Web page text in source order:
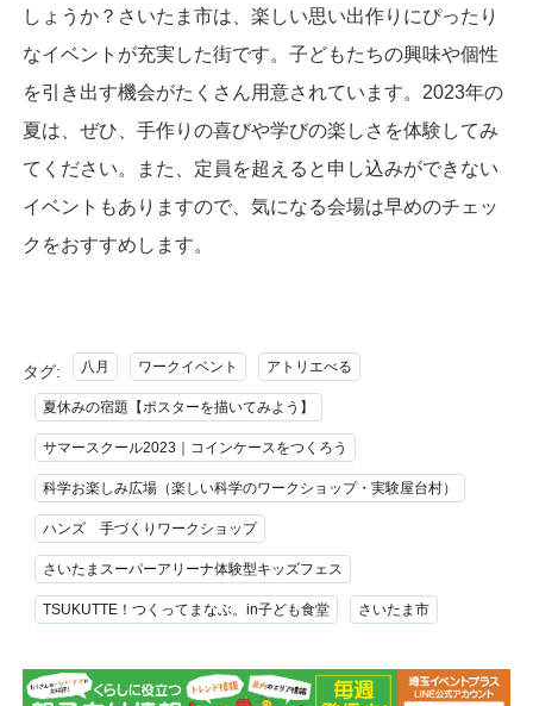
しょうか？さいたま市は、楽しい思い出作りにぴったり
なイベントが充実した街です。子どもたちの興味や個性
を引き出す機会がたくさん用意されています。2023年の
夏は、ぜひ、手作りの喜びや学びの楽しさを体験してみ
てください。また、定員を超えると申し込みができない
イベントもありますので、気になる会場は早めのチェッ
クをおすすめします。
タグ: 八月 ワークイベント アトリエべる
夏休みの宿題【ポスターを描いてみよう】
サマースクール2023｜コインケースをつくろう
科学お楽しみ広場（楽しい科学のワークショップ・実験屋台村）
ハンズ 手づくりワークショップ
さいたまスーパーアリーナ体験型キッズフェス
TSUKUTTE！つくってまなぶ。in子ども食堂 さいたま市